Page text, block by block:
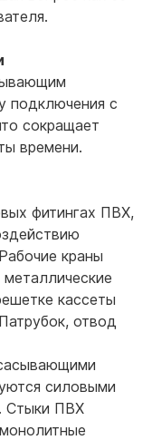
подключения с
сокращает
времени.
фитингах ПВХ,
краны
кассеты
отвод
силовыми
Стыки ПВХ